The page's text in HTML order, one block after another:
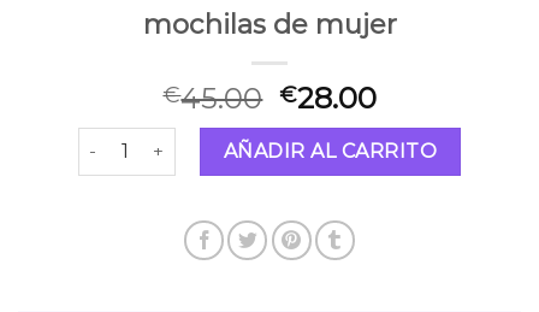
mochilas de mujer
€45.00 €28.00
mochilas de mujer cantidadAÑADIR AL CARRITO